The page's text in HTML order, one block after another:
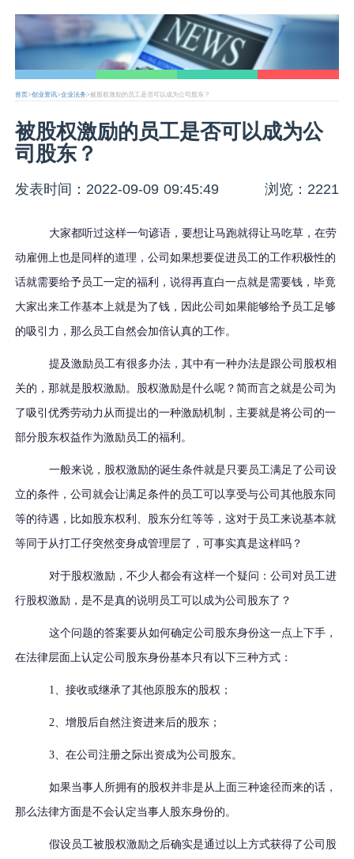
首页>创业资讯>企业法务>被股权激励的员工是否可以成为公司股东？
被股权激励的员工是否可以成为公
司股东？
发表时间：2022-09-09 09:45:49 浏览：2221
大家都听过这样一句谚语，要想让马跑就得让马吃草，在劳
动雇佣上也是同样的道理，公司如果想要促进员工的工作积极性的
话就需要给予员工一定的福利，说得再直白一点就是需要钱，毕竟
大家出来工作基本上就是为了钱，因此公司如果能够给予员工足够
的吸引力，那么员工自然会加倍认真的工作。
提及激励员工有很多办法，其中有一种办法是跟公司股权相
关的，那就是股权激励。股权激励是什么呢？简而言之就是公司为
了吸引优秀劳动力从而提出的一种激励机制，主要就是将公司的一
部分股东权益作为激励员工的福利。
一般来说，股权激励的诞生条件就是只要员工满足了公司设
立的条件，公司就会让满足条件的员工可以享受与公司其他股东同
等的待遇，比如股东权利、股东分红等等，这对于员工来说基本就
等同于从打工仔突然变身成管理层了，可事实真是这样吗？
对于股权激励，不少人都会有这样一个疑问：公司对员工进
行股权激励，是不是真的说明员工可以成为公司股东了？
这个问题的答案要从如何确定公司股东身份这一点上下手，
在法律层面上认定公司股东身份基本只有以下三种方式：
1、接收或继承了其他原股东的股权；
2、增股后自然注资进来后的股东；
3、在公司注册之际出资成为公司股东。
如果当事人所拥有的股权并非是从上面三种途径而来的话，
那么法律方面是不会认定当事人股东身份的。
假设员工被股权激励之后确实是通过以上方式获得了公司股